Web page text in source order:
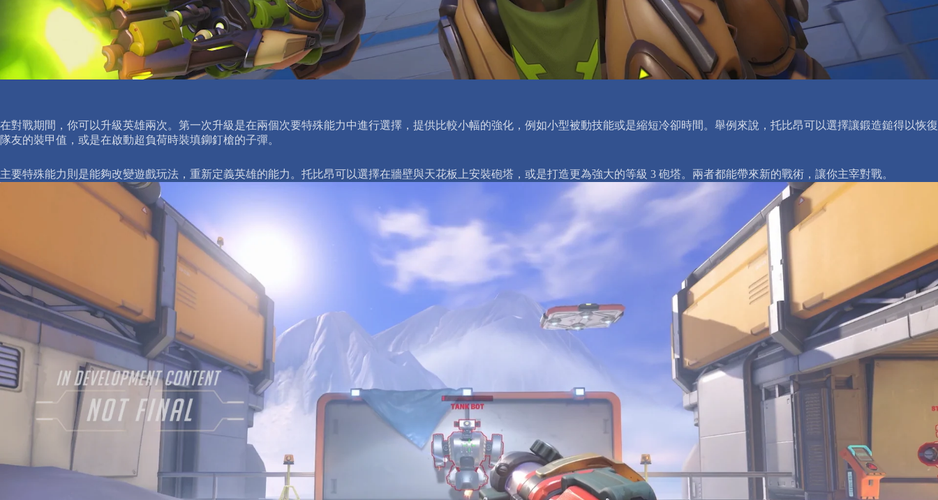
在對戰期間，你可以升級英雄兩次。第一次升級是在兩個次要特殊能力中進行選擇，提供比較小幅的強化，例如小型被動技能或是縮短冷卻時間。舉例來說，托比昂可以選擇讓鍛造鎚得以恢復
隊友的裝甲值，或是在啟動超負荷時裝填鉚釘槍的子彈。
主要特殊能力則是能夠改變遊戲玩法，重新定義英雄的能力。托比昂可以選擇在牆壁與天花板上安裝砲塔，或是打造更為強大的等級 3 砲塔。兩者都能帶來新的戰術，讓你主宰對戰。